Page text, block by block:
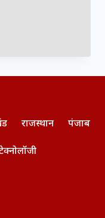
राजस्थान पंजाब